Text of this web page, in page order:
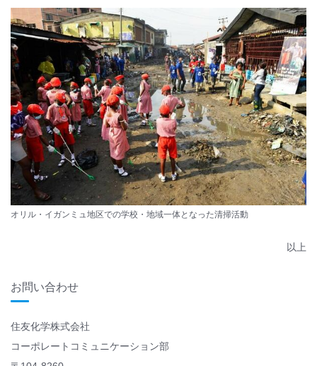
オリル・イガンミュ地区での学校・地域一体となった清掃活動
以上
お問い合わせ
住友化学株式会社
コーポレートコミュニケーション部